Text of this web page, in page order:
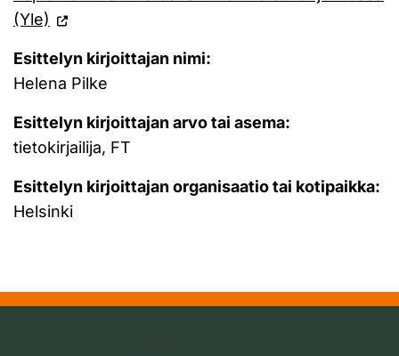
(Yle)
Esittelyn kirjoittajan nimi:
Helena Pilke
Esittelyn kirjoittajan arvo tai asema:
tietokirjailija, FT
Esittelyn kirjoittajan organisaatio tai kotipaikka:
Helsinki